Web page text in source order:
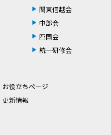
関東信越会
中部会
四国会
統一研修会
お役立ちページ
更新情報